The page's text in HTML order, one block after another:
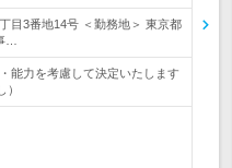
目3番地14号 ＜勤務地＞ 東京都
…
能力を考慮して決定いたします